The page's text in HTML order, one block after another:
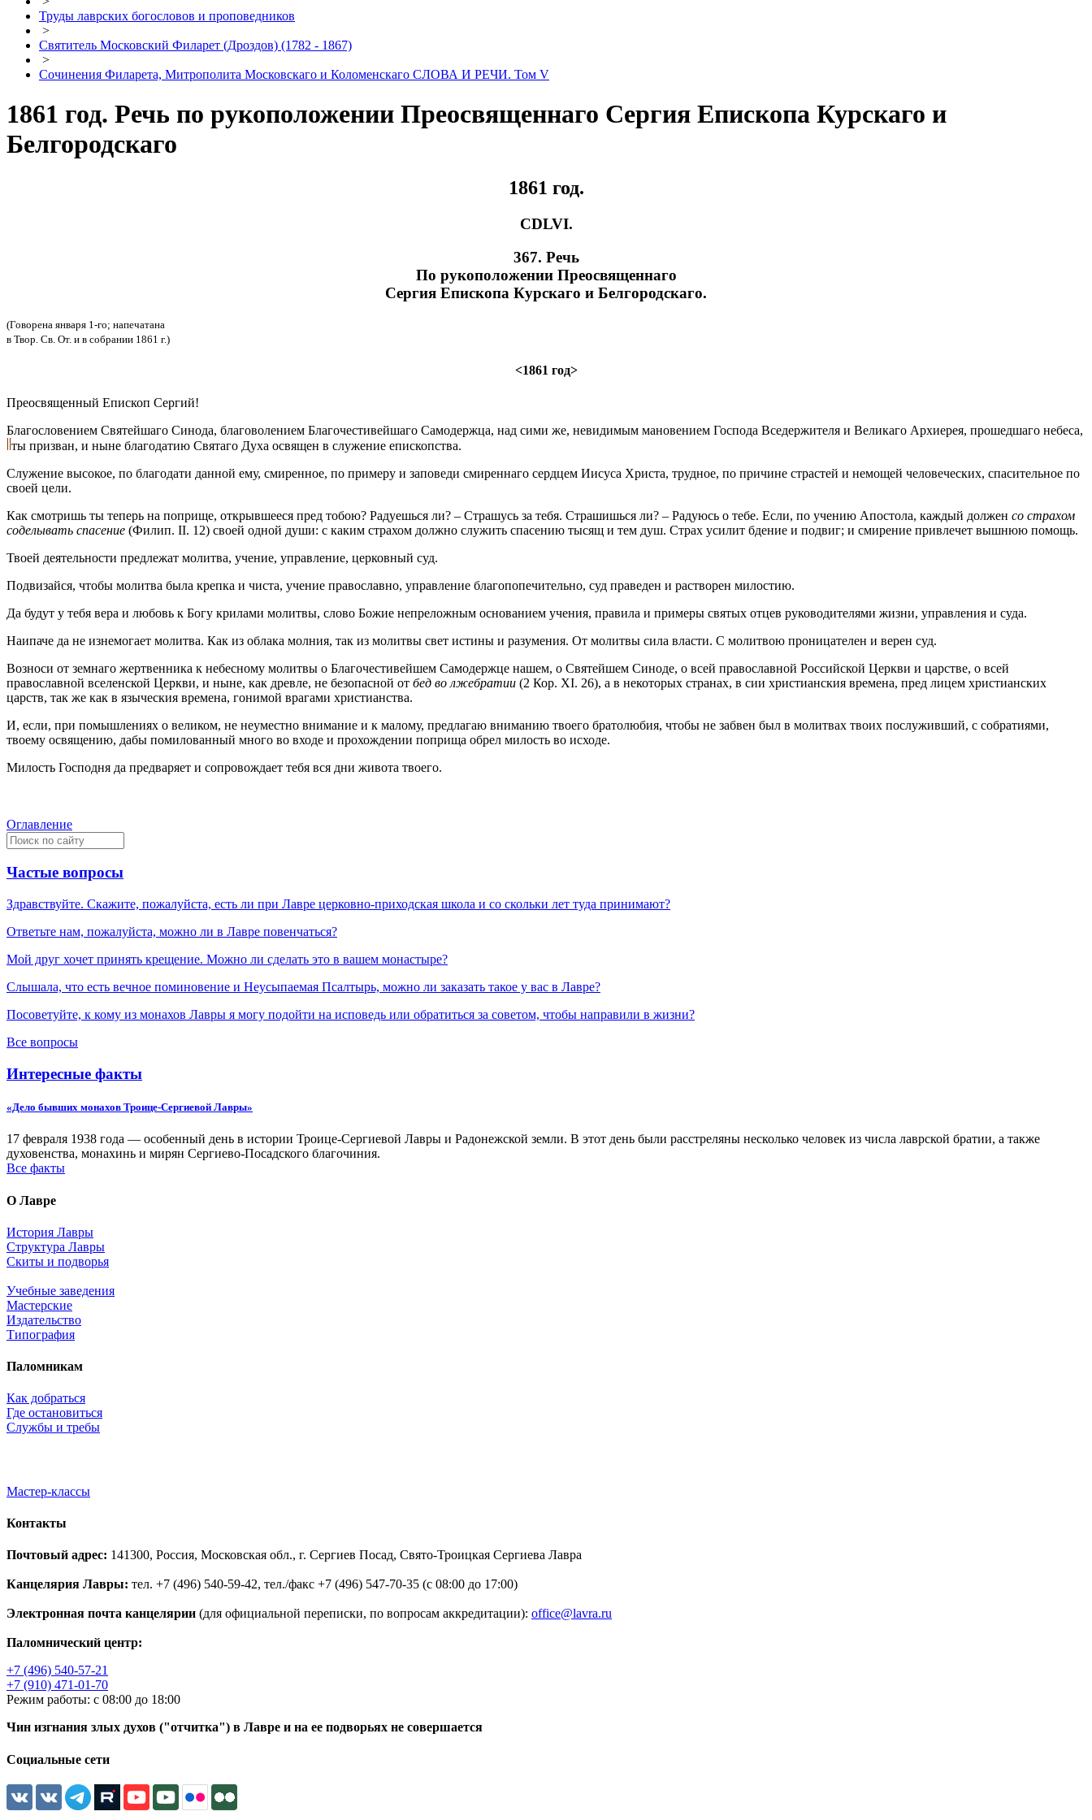
Труды лаврских богословов и проповедников
>
Святитель Московский Филарет (Дроздов) (1782 - 1867)
>
Сочинения Филарета, Митрополита Московскаго и Коломенскаго СЛОВА И РЕЧИ. Том V
1861 год. Речь по рукоположении Преосвященнаго Сергия Епископа Курскаго и
Белгородскаго
1861 год.
CDLVI.
367. Речь
По рукоположении Преосвященнаго
Сергия Епископа Курскаго и Белгородскаго.
(Говорена января 1-го; напечатана
в Твор. Св. От. и в собрании 1861 г.)
<1861 год>
Преосвященный Епископ Сергий!
Благословением Святейшаго Синода, благоволением Благочестивейшаго Самодержца, над сими же, невидимым мановением Господа Вседержителя и Великаго Архиерея, прошедшаго небеса,
ты призван, и ныне благодатию Святаго Духа освящен в служение епископства.
Служение высокое, по благодати данной ему, смиренное, по примеру и заповеди смиреннаго сердцем Иисуса Христа, трудное, по причине страстей и немощей человеческих, спасительное по
своей цели.
Как смотришь ты теперь на поприще, открывшееся пред тобою? Радуешься ли? – Страшусь за тебя. Страшишься ли? – Радуюсь о тебе. Если, по учению Апостола, каждый должен со страхом
соделывать спасение (Филип. II. 12) своей одной души: с каким страхом должно служить спасению тысящ и тем душ. Страх усилит бдение и подвиг; и смирение привлечет вышнюю помощь.
Твоей деятельности предлежат молитва, учение, управление, церковный суд.
Подвизайся, чтобы молитва была крепка и чиста, учение православно, управление благопопечительно, суд праведен и растворен милостию.
Да будут у тебя вера и любовь к Богу крилами молитвы, слово Божие непреложным основанием учения, правила и примеры святых отцев руководителями жизни, управления и суда.
Наипаче да не изнемогает молитва. Как из облака молния, так из молитвы свет истины и разумения. От молитвы сила власти. С молитвою проницателен и верен суд.
Возноси от земнаго жертвенника к небесному молитвы о Благочестивейшем Самодержце нашем, о Святейшем Синоде, о всей православной Российской Церкви и царстве, о всей
православной вселенской Церкви, и ныне, как древле, не безопасной от бед во лжебратии (2 Кор. XI. 26), а в некоторых странах, в сии христианския времена, пред лицем христианских
царств, так же как в языческия времена, гонимой врагами христианства.
И, если, при помышлениях о великом, не неуместно внимание и к малому, предлагаю вниманию твоего братолюбия, чтобы не забвен был в молитвах твоих послуживший, с собратиями,
твоему освящению, дабы помилованный много во входе и прохождении поприща обрел милость во исходе.
Милость Господня да предваряет и сопровождает тебя вся дни живота твоего.
Оглавление
Частые вопросы
Здравствуйте. Скажите, пожалуйста, есть ли при Лавре церковно-приходская школа и со скольки лет туда принимают?
Ответьте нам, пожалуйста, можно ли в Лавре повенчаться?
Мой друг хочет принять крещение. Можно ли сделать это в вашем монастыре?
Слышала, что есть вечное поминовение и Неусыпаемая Псалтырь, можно ли заказать такое у вас в Лавре?
Посоветуйте, к кому из монахов Лавры я могу подойти на исповедь или обратиться за советом, чтобы направили в жизни?
Все вопросы
Интересные факты
«Дело бывших монахов Троице-Сергиевой Лавры»
17 февраля 1938 года — особенный день в истории Троице-Сергиевой Лавры и Радонежской земли. В этот день были расстреляны несколько человек из числа лаврской братии, а также
духовенства, монахинь и мирян Сергиево-Посадского благочиния.
Все факты
О Лавре
История Лавры
Структура Лавры
Скиты и подворья
Учебные заведения
Мастерские
Издательство
Типография
Паломникам
Как добраться
Где остановиться
Службы и требы
Мастер-классы
Контакты
Почтовый адрес: 141300, Россия, Московская обл., г. Сергиев Посад, Свято-Троицкая Сергиева Лавра
Канцелярия Лавры: тел. +7 (496) 540-59-42, тел./факс +7 (496) 547-70-35 (с 08:00 до 17:00)
Электронная почта канцелярии (для официальной переписки, по вопросам аккредитации): office@lavra.ru
Паломнический центр:
+7 (496) 540-57-21
+7 (910) 471-01-70
Режим работы: с 08:00 до 18:00
Чин изгнания злых духов ("отчитка") в Лавре и на ее подворьях не совершается
Социальные сети